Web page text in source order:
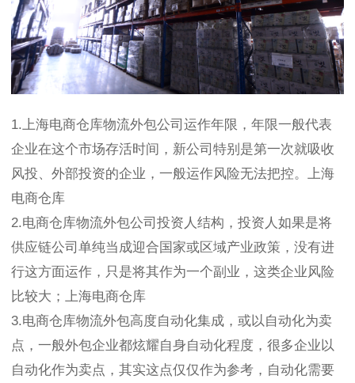
1.上海电商仓库物流外包公司运作年限，年限一般代表
企业在这个市场存活时间，新公司特别是第一次就吸收
风投、外部投资的企业，一般运作风险无法把控。上海
电商仓库
2.电商仓库物流外包公司投资人结构，投资人如果是将
供应链公司单纯当成迎合国家或区域产业政策，没有进
行这方面运作，只是将其作为一个副业，这类企业风险
比较大；上海电商仓库
3.电商仓库物流外包高度自动化集成，或以自动化为卖
点，一般外包企业都炫耀自身自动化程度，很多企业以
自动化作为卖点，其实这点仅仅作为参考，自动化需要